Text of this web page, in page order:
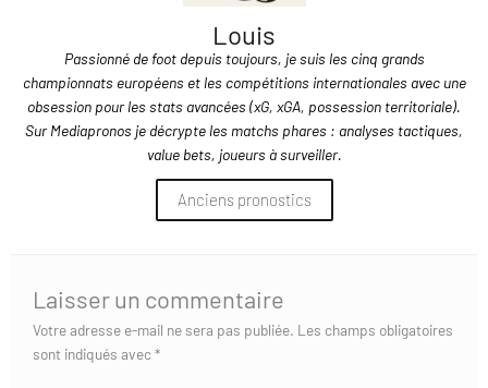
Louis
Passionné de foot depuis toujours, je suis les cinq grands
championnats européens et les compétitions internationales avec une
obsession pour les stats avancées (xG, xGA, possession territoriale).
Sur Mediapronos je décrypte les matchs phares : analyses tactiques,
value bets, joueurs à surveiller.
Anciens pronostics
Laisser un commentaire
Votre adresse e-mail ne sera pas publiée. Les champs obligatoires
sont indiqués avec*